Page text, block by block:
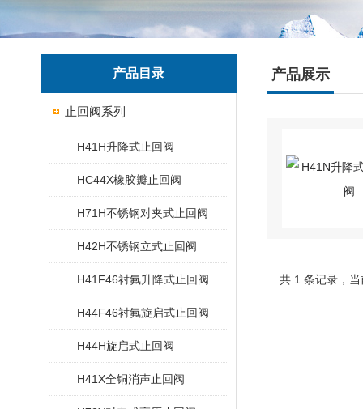
产品目录
止回阀系列
H41H升降式止回阀
HC44X橡胶瓣止回阀
H71H不锈钢对夹式止回阀
H42H不锈钢立式止回阀
H41F46衬氟升降式止回阀
H44F46衬氟旋启式止回阀
H44H旋启式止回阀
H41X全铜消声止回阀
产品展示
共 1 条记录，